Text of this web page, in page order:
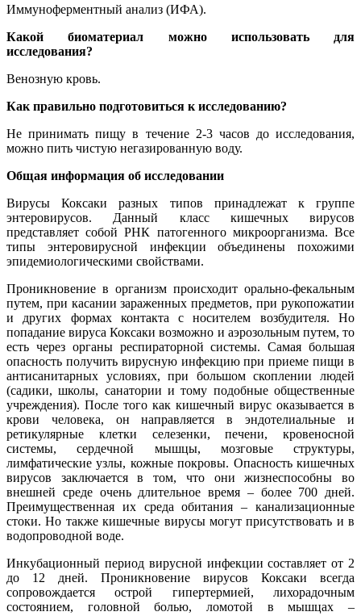
Иммуноферментный анализ (ИФА).
Какой биоматериал можно использовать для
исследования?
Венозную кровь.
Как правильно подготовиться к исследованию?
Не принимать пищу в течение 2-3 часов до исследования,
можно пить чистую негазированную воду.
Общая информация об исследовании
Вирусы Коксаки разных типов принадлежат к группе
энтеровирусов. Данный класс кишечных вирусов
представляет собой РНК патогенного микроорганизма. Все
типы энтеровирусной инфекции объединены похожими
эпидемиологическими свойствами.
Проникновение в организм происходит орально-фекальным
путем, при касании зараженных предметов, при рукопожатии
и других формах контакта с носителем возбудителя. Но
попадание вируса Коксаки возможно и аэрозольным путем, то
есть через органы респираторной системы. Самая большая
опасность получить вирусную инфекцию при приеме пищи в
антисанитарных условиях, при большом скоплении людей
(садики, школы, санатории и тому подобные общественные
учреждения). После того как кишечный вирус оказывается в
крови человека, он направляется в эндотелиальные и
ретикулярные клетки селезенки, печени, кровеносной
системы, сердечной мышцы, мозговые структуры,
лимфатические узлы, кожные покровы. Опасность кишечных
вирусов заключается в том, что они жизнеспособны во
внешней среде очень длительное время – более 700 дней.
Преимущественная их среда обитания – канализационные
стоки. Но также кишечные вирусы могут присутствовать и в
водопроводной воде.
Инкубационный период вирусной инфекции составляет от 2
до 12 дней. Проникновение вирусов Коксаки всегда
сопровождается острой гипертермией, лихорадочным
состоянием, головной болью, ломотой в мышцах –